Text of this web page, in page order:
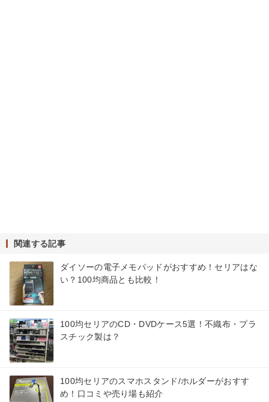
関連する記事
ダイソーの電子メモパッドがおすすめ！セリアはな
い？100均商品とも比較！
100均セリアのCD・DVDケース5選！不織布・プラ
スチック製は？
100均セリアのスマホスタンド/ホルダーがおすす
め！口コミや売り場も紹介